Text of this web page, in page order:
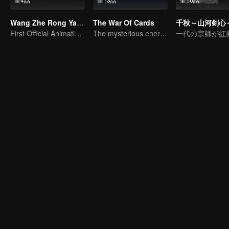
Wang Zhe Rong Yao Donghua
First Official Animation of Honor of Kings
The War Of Cards
The mysterious energy from cards caused a war, how did Chen Mu handle it?
千秋～山河剣心